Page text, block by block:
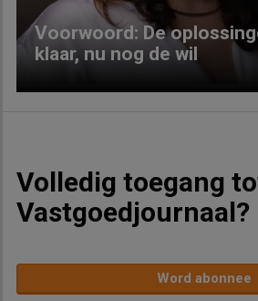
Voorwoord: De
klaar, nu nog de wil
Volledig toegang
Vastgoedjournaal?
Word abonnee